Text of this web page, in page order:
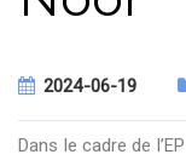
2024-06-19
Dans le cadre de